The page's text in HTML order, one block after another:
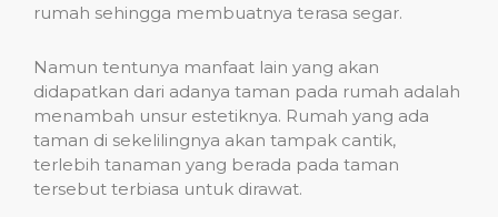
rumah sehingga membuatnya terasa segar.
Namun tentunya manfaat lain yang akan
didapatkan dari adanya taman pada rumah adalah
menambah unsur estetiknya. Rumah yang ada
taman di sekelilingnya akan tampak cantik,
terlebih tanaman yang berada pada taman
tersebut terbiasa untuk dirawat.